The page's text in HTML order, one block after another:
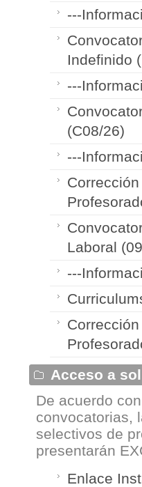
---
Indefinido
---
(C08/26)
---
Laboral
---
Acceso a
De acuerdo
convocatorias,
selectivos de
presentarán
Enlace